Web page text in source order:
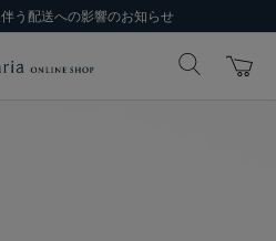
伴う配送への影響のお知らせ